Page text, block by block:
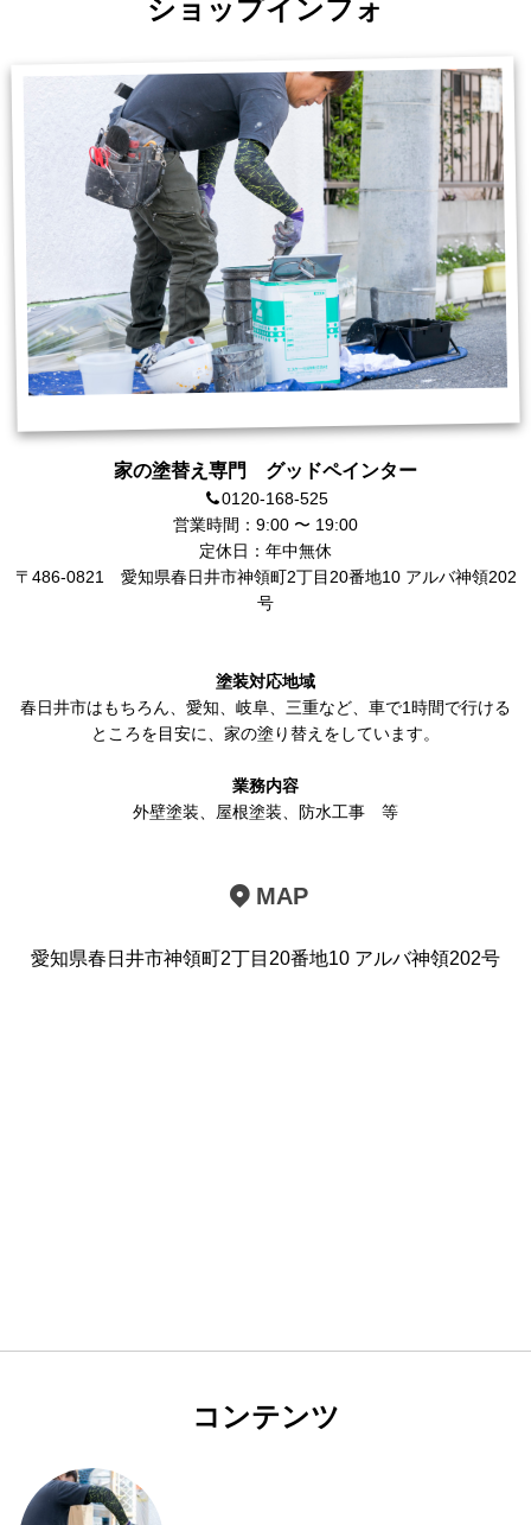
ショップインフォ
家の塗替え専門 グッドペインター
0120-168-525
営業時間：9:00 〜 19:00
定休日：年中無休
〒486-0821 愛知県春日井市神領町2丁目20番地10 アルバ神領202
号
塗装対応地域
春日井市はもちろん、 愛知、岐阜、三重など、車で1時間で行ける
ところを目安に、家の塗り替えをしています。
業務内容
外壁塗装、 屋根塗装、 防水工事 等
MAP
愛知県春日井市神領町2丁目20番地10 アルバ神領202号
コンテンツ